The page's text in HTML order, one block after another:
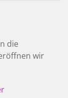
die
wir